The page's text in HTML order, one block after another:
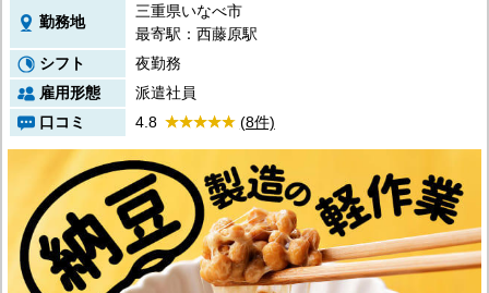
勤務地
三重県いなべ市
最寄駅：西藤原駅
シフト
夜勤務
雇用形態
派遣社員
口コミ
4.8 (8件)